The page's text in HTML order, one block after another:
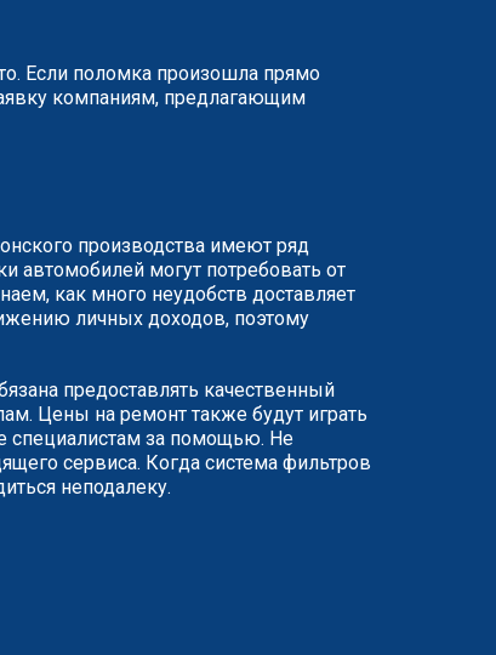
Если поломка произошла прямо
компаниям, предлагающим
производства имеют ряд
автомобилей могут потребовать от
как много неудобств доставляет
личных доходов, поэтому
предоставлять качественный
Цены на ремонт также будут играть
специалистам за помощью. Не
сервиса. Когда система фильтров
неподалеку.